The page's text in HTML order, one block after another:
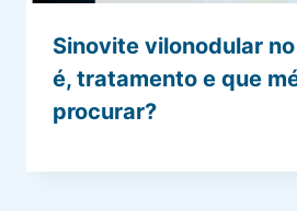
Sinovite vilonodular
é, tratamento e que
procurar?